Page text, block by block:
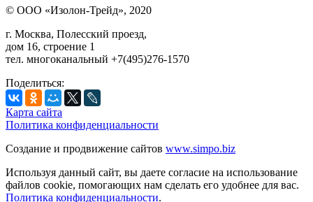
© ООО «Изолон-Трейд», 2020
г. Москва, Полесский проезд,
дом 16, строение 1
тел. многоканальный +7(495)276-1570
Поделиться:
Карта сайта
Политика конфиденциальности
Создание и продвижение сайтов www.simpo.biz
Используя данный сайт, вы даете согласие на использование
файлов cookie, помогающих нам сделать его удобнее для вас.
Политика конфиденциальности.